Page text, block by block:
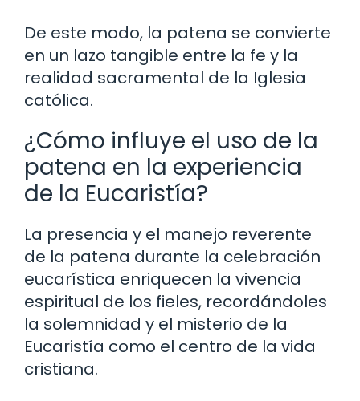
De este modo, la patena se convierte
en un lazo tangible entre la fe y la
realidad sacramental de la Iglesia
católica.
¿Cómo influye el uso de la
patena en la experiencia
de la Eucaristía?
La presencia y el manejo reverente
de la patena durante la celebración
eucarística enriquecen la vivencia
espiritual de los fieles, recordándoles
la solemnidad y el misterio de la
Eucaristía como el centro de la vida
cristiana.